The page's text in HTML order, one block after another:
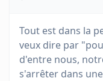
Tout est dans la
veux dire par
d'entre nous,
s'arrêter dans